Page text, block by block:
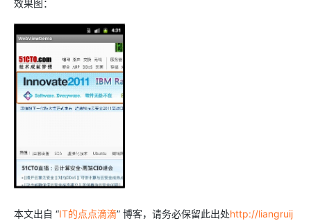
效果图：
本文出自 “IT的点点滴滴” 博客，请务必保留此出处http://liangruij